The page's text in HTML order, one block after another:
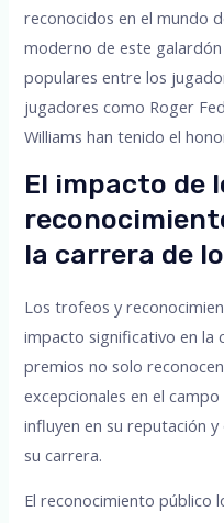
reconocidos en el mundo
moderno de este
populares entre los
jugadores como Roger
Williams han tenido el
El impacto de
la carrera de
Los trofeos y
impacto significativo en la
premios no solo
excepcionales en el
influyen en su reputación
su carrera.
El reconocimiento